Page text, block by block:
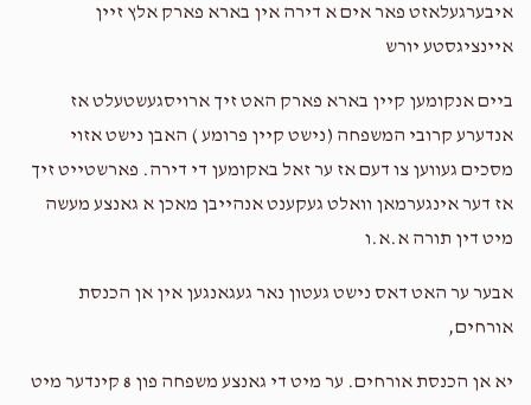
איבערגעלאזט פאר אים א דירה אין בארא פארק אלץ זיין
איינציגסטע יורש
ביים אנקומען קיין בארא פארק האט זיך ארויסגעשטעלט אז
אנדערע קרובי המשפחה (נישט קיין פרומע ) האבן נישט אזוי
מסכים געווען צו דעם אז ער זאל באקומען די דירה. פארשטייט זיך
אז דער אינגערמאן וואלט געקענט אנהייבן מאכן א גאנצע מעשה
מיט דין תורה א.א.ו
אבער ער האט דאס נישט געטון נאר געגאנגען אין אן הכנסת
אורחים,
יא אן הכנסת אורחים. ער מיט די גאנצע משפחה פון 8 קינדער מיט